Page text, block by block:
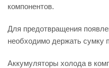
компонентов.
Для предотвращения
необходимо держать сумку
Аккумуляторы холода в